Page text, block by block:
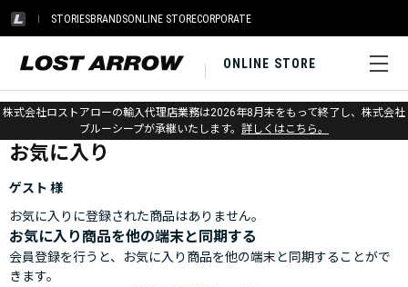
STORIESBRANDSONLINE STORECORPORATE
ONLINE STORE
株式会社ロストアローの輸入代理店業務は2026年8月末をもって終了し、株式会社
ブルーシープが承継いたします。 詳しくはこちら。
ホーム > お気に入り
お気に入り
ゲスト 様
お気に入りに登録された商品はありません。
お気に入り商品を他の端末と同期する
会員登録を行うと、お気に入り商品を他の端末と同期することがで
きます。